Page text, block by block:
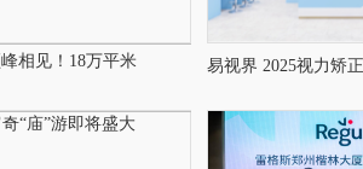
相见！18万平米 易视界 2025视力矫